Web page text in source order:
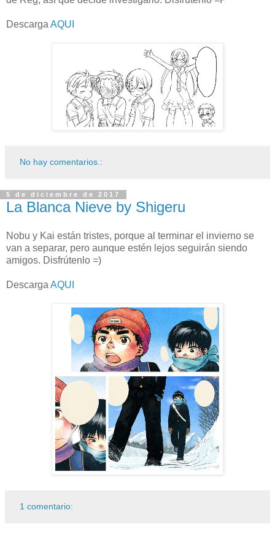
Descarga AQUI
No hay comentarios.:
5 de diciembre de 2017
La Blanca Nieve by Shigeru
Nobu y Kai están tristes, porque al terminar el invierno se
van a separar, pero aunque estén lejos seguirán siendo
amigos. Disfrútenlo =)
Descarga AQUI
1 comentario: